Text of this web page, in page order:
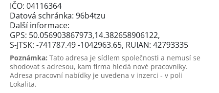
IČO: 04116364
Datová schránka: 96b4tzu
Další informace:
GPS: 50.056903867973,14.382658906122,
S-JTSK: -741787.49 -1042963.65, RUIAN: 42793335
Poznámka: Tato adresa je sídlem společnosti a nemusí se
shodovat s adresou, kam firma hledá nové pracovníky.
Adresa pracovní nabídky je uvedena v inzerci - v poli
Lokalita.